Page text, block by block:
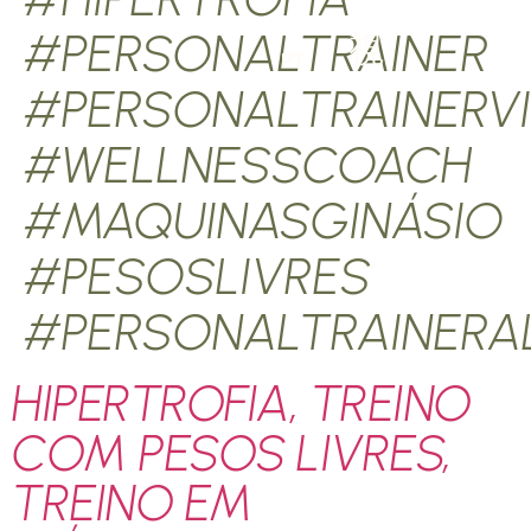
PT
#PERSONALTRAINER
#WELLNESSCOACH
#MAQUINASGINÁSIO
#PESOSLIVRES
HIPERTROFIA, TREINO
COM PESOS LIVRES,
TREINO EM